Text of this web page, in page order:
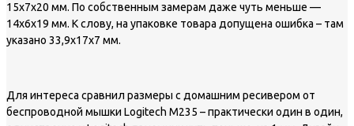
15x7x20 мм. По собственным замерам даже чуть меньше —
14х6х19 мм. К слову, на упаковке товара допущена ошибка – там
указано 33,9х17х7 мм.
Для интереса сравнил размеры с домашним ресивером от
беспроводной мышки Logitech M235 – практически один в один,